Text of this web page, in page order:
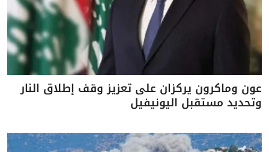
عون وماكرون يركزان على تعزيز وقف إطلاق النار
وتحديد مستقبل اليونيفيل